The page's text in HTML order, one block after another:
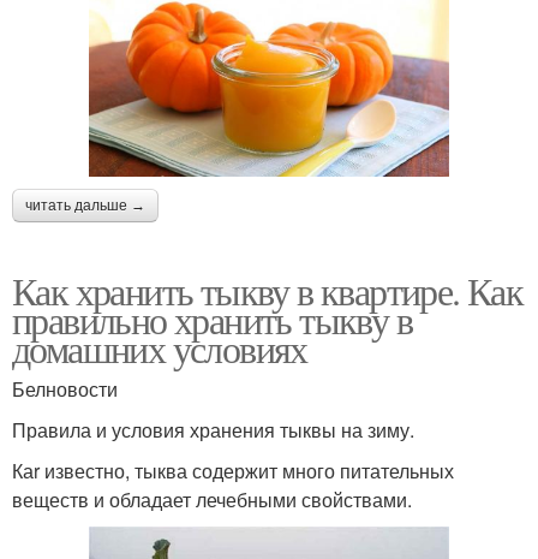
читать дальше →
Как хранить тыкву в квартире. Как
правильно хранить тыкву в
домашних условиях
Белновости
Правила и условия хранения тыквы на зиму.
Каr известно, тыква содержит много питательных
веществ и обладает лечебными свойствами.